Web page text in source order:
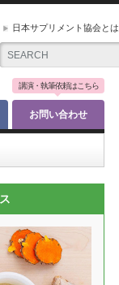
日本サプリメント協会とは
講演・執筆依頼はこちら
お問い合わせ